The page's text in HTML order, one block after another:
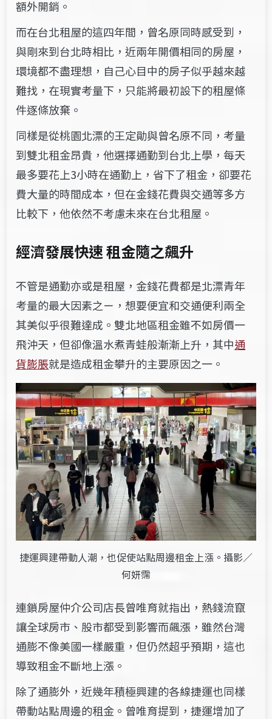
額外開銷。
而在台北租屋的這四年間，曾名原同時感受到，
與剛來到台北時相比，近兩年開價相同的房屋，
環境都不盡理想，自己心目中的房子似乎越來越
難找，在現實考量下，只能將最初設下的租屋條
件逐條放棄。
同樣是從桃園北漂的王定勛與曾名原不同，考量
到雙北租金昂貴，他選擇通勤到台北上學，每天
最多要花上3小時在通勤上，省下了租金，卻要花
費大量的時間成本，但在金錢花費與交通等多方
比較下，他依然不考慮未來在台北租屋。
經濟發展快速 租金隨之飆升
不管是通勤亦或是租屋，金錢花費都是北漂青年
考量的最大因素之ㄧ，想要便宜和交通便利兩全
其美似乎很難達成。雙北地區租金雖不如房價一
飛沖天，但卻像溫水煮青蛙般漸漸上升，其中通
貨膨脹就是造成租金攀升的主要原因之一。
捷運興建帶動人潮，也促使站點周邊租金上漲。攝影／
何妍霈
連鎖房屋仲介公司店長曾唯育就指出，熱錢流竄
讓全球房市、股市都受到影響而飆漲，雖然台灣
通膨不像美國一樣嚴重，但仍然超乎預期，這也
導致租金不斷地上漲。
除了通膨外，近幾年積極興建的各線捷運也同樣
帶動站點周邊的租金。曾唯育提到，捷運增加了